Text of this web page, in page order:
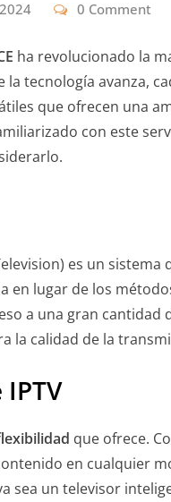
0 Comment
ha revolucionado la
tecnología avanza,
que ofrecen una
con este
es un sistema
en lugar de los
a una gran cantidad
la calidad de la
que ofrece.
en cualquier
sea un televisor